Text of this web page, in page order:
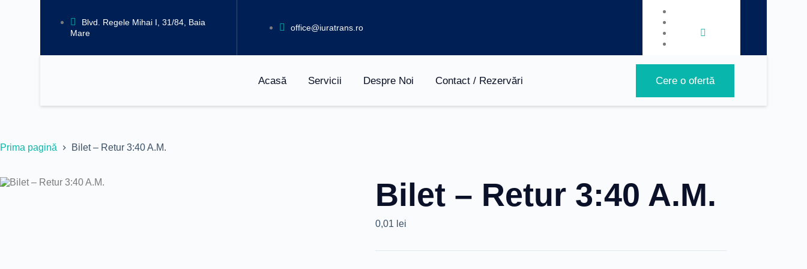
Blvd. Regele Mihai I, 31/84, Baia
Mare
office@iuratrans.ro
Acasă Servicii Despre Noi Contact / Rezervări Cere o ofertă
Prima pagină Bilet – Retur 3:40 A.M.
Bilet – Retur 3:40 A.M.
0,01 lei